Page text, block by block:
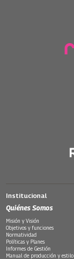
Institucional
Quiénes Somos
Misión y Visión
Objetivos y funciones
Normatividad
Políticas y Planes
Informes de Gestión
Manual de producción y estilo